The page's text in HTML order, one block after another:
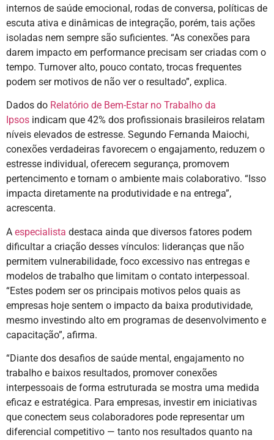
internos de saúde emocional, rodas de conversa, políticas de
escuta ativa e dinâmicas de integração, porém, tais ações
isoladas nem sempre são suficientes. “As conexões para
darem impacto em performance precisam ser criadas com o
tempo. Turnover alto, pouco contato, trocas frequentes
podem ser motivos de não ver o resultado”, explica.
Dados do Relatório de Bem-Estar no Trabalho da
Ipsos indicam que 42% dos profissionais brasileiros relatam
níveis elevados de estresse. Segundo Fernanda Maiochi,
conexões verdadeiras favorecem o engajamento, reduzem o
estresse individual, oferecem segurança, promovem
pertencimento e tornam o ambiente mais colaborativo. “Isso
impacta diretamente na produtividade e na entrega”,
acrescenta.
A especialista destaca ainda que diversos fatores podem
dificultar a criação desses vínculos: lideranças que não
permitem vulnerabilidade, foco excessivo nas entregas e
modelos de trabalho que limitam o contato interpessoal.
“Estes podem ser os principais motivos pelos quais as
empresas hoje sentem o impacto da baixa produtividade,
mesmo investindo alto em programas de desenvolvimento e
capacitação”, afirma.
“Diante dos desafios de saúde mental, engajamento no
trabalho e baixos resultados, promover conexões
interpessoais de forma estruturada se mostra uma medida
eficaz e estratégica. Para empresas, investir em iniciativas
que conectem seus colaboradores pode representar um
diferencial competitivo — tanto nos resultados quanto na